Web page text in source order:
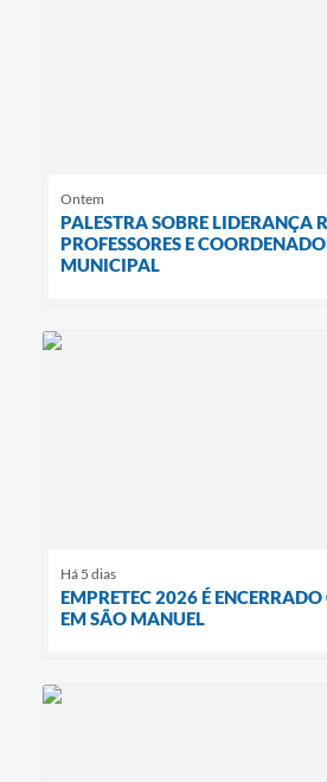
Ontem
PALESTRA SOBRE LIDERANÇA
PROFESSORES E
MUNICIPAL
Há 5 dias
EMPRETEC 2026 É ENCERRADO
EM SÃO MANUEL